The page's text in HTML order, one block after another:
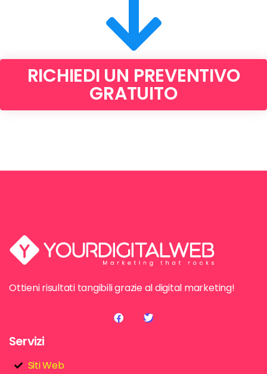
RICHIEDI UN PREVENTIVO
GRATUITO
Ottieni risultati tangibili grazie al digital marketing!
Servizi
Siti Web